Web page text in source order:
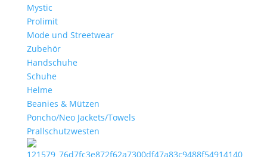
Mystic
Prolimit
Mode und Streetwear
Zubehör
Handschuhe
Schuhe
Helme
Beanies & Mützen
Poncho/Neo Jackets/Towels
Prallschutzwesten